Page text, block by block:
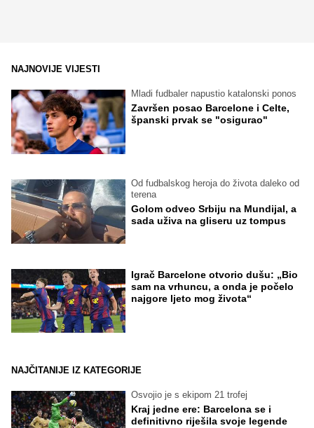
NAJNOVIJE VIJESTI
Mladi fudbaler napustio katalonski ponos
Završen posao Barcelone i Celte,
španski prvak se "osigurao"
Od fudbalskog heroja do života daleko od
terena
Golom odveo Srbiju na Mundijal, a
sada uživa na gliseru uz tompus
Igrač Barcelone otvorio dušu: „Bio
sam na vrhuncu, a onda je počelo
najgore ljeto mog života“
NAJČITANIJE IZ KATEGORIJE
Osvojio je s ekipom 21 trofej
Kraj jedne ere: Barcelona se i
definitivno riješila svoje legende